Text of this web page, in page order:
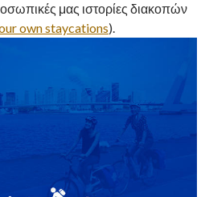
μας ιστορίες διακοπών
own staycations).